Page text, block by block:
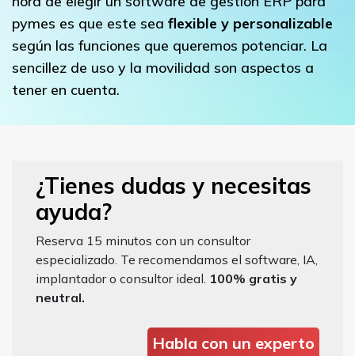
pymes es que este sea flexible y personalizable
según las funciones que queremos potenciar. La
sencillez de uso y la movilidad son aspectos a
tener en cuenta.
¿Tienes dudas y necesitas
ayuda?
Reserva 15 minutos con un consultor
especializado. Te recomendamos el software, IA,
implantador o consultor ideal. 100% gratis y
neutral.
Habla con un experto